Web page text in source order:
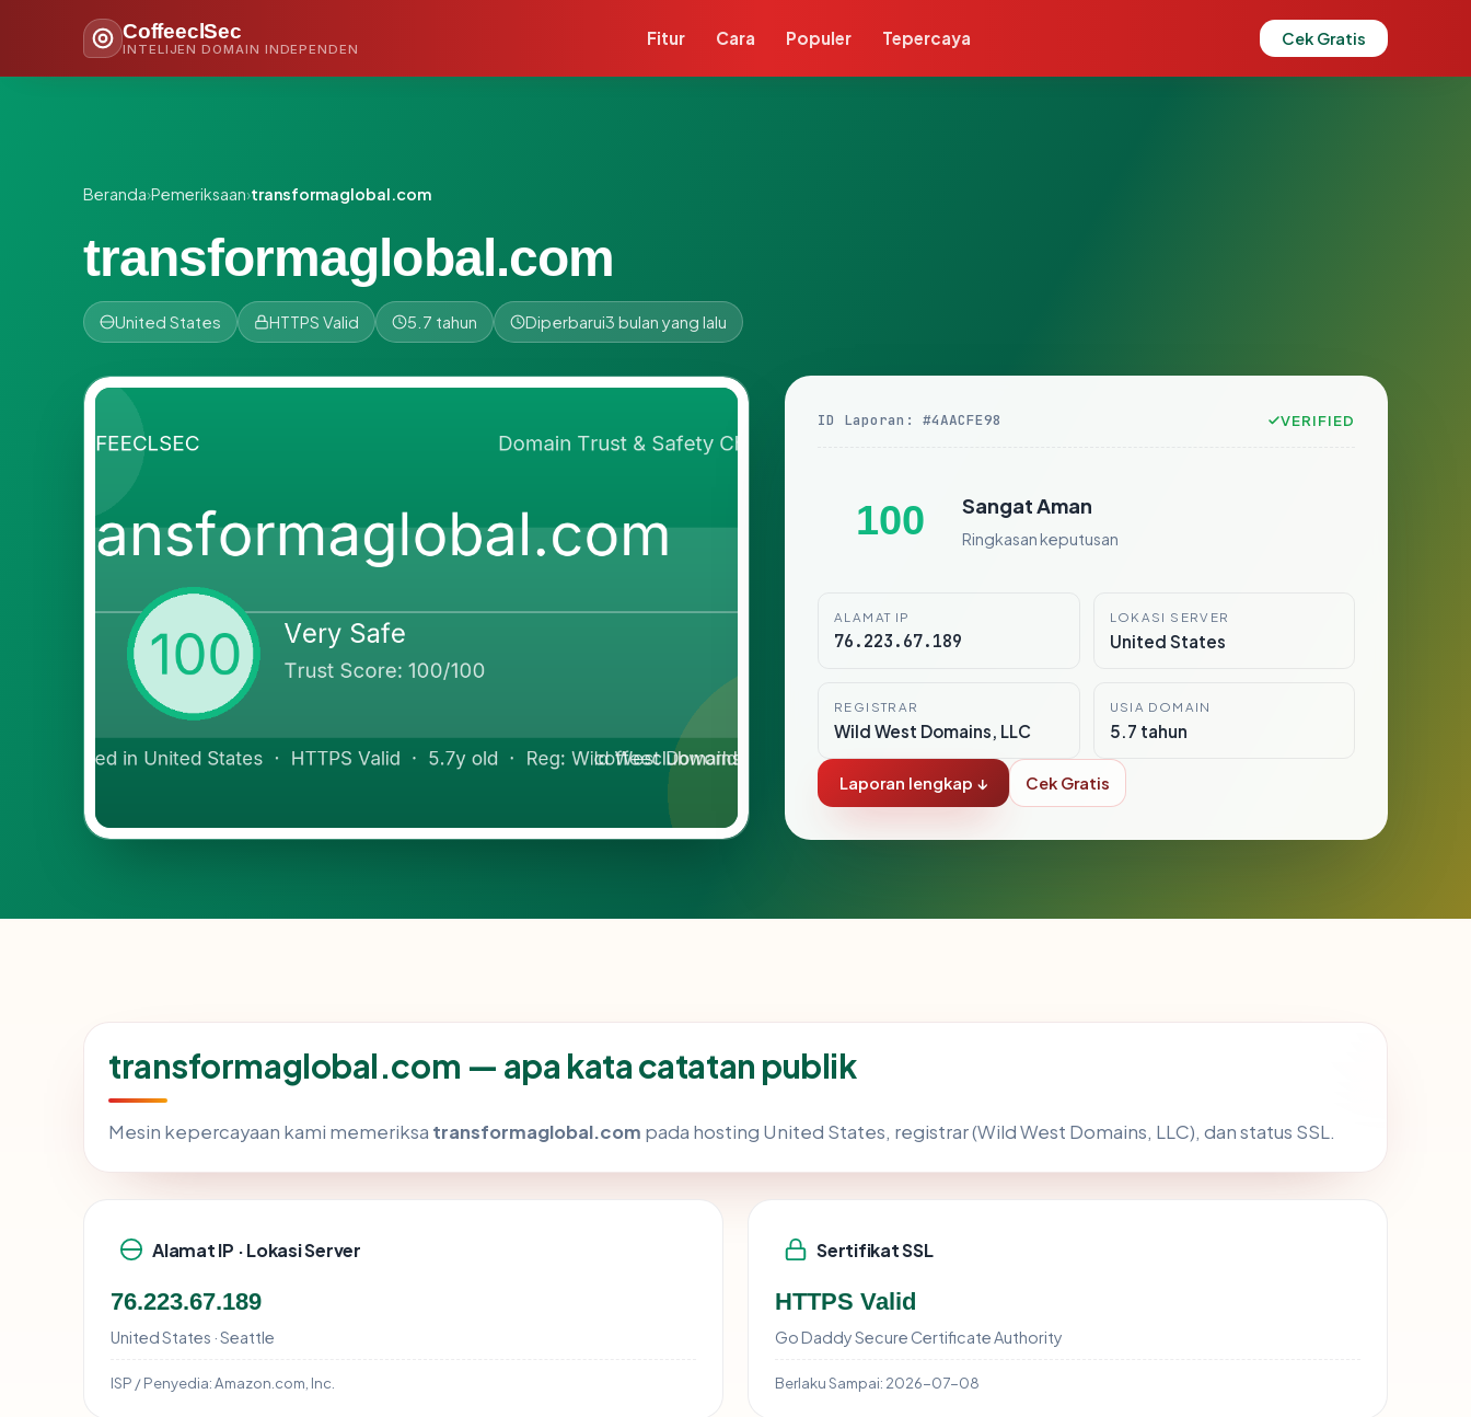
CoffeeclSec
INTELIJEN DOMAIN INDEPENDEN
Fitur Cara Populer Tepercaya Cek Gratis
Beranda›Pemeriksaan›transformaglobal.com
transformaglobal.com
United States HTTPS Valid 5.7 tahun Diperbarui3 bulan yang lalu
ID Laporan: #4AACFE98 VERIFIED
100 Sangat Aman
Ringkasan keputusan
ALAMAT IP
76.223.67.189
LOKASI SERVER
United States
REGISTRAR
Wild West Domains, LLC
USIA DOMAIN
5.7 tahun
Laporan lengkap ↓ Cek Gratis
transformaglobal.com — apa kata catatan publik
Mesin kepercayaan kami memeriksa transformaglobal.com pada hosting United States, registrar (Wild West Domains, LLC), dan status SSL.
Alamat IP · Lokasi Server
76.223.67.189
United States · Seattle
ISP / Penyedia:Amazon.com, Inc.
Sertifikat SSL
HTTPS Valid
Go Daddy Secure Certificate Authority
Berlaku Sampai: 2026-07-08